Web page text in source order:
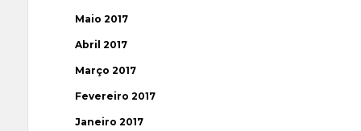
Maio 2017
Abril 2017
Março 2017
Fevereiro 2017
Janeiro 2017